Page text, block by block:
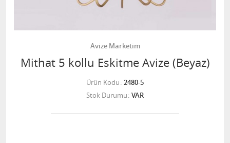
Avize Marketim
Mithat 5 kollu Eskitme Avize (Beyaz)
Ürün Kodu 2480-5
Stok Durumu VAR